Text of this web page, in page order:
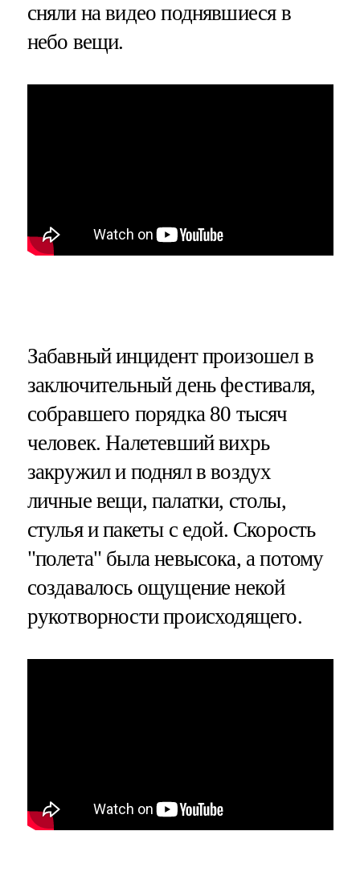
сняли на видео поднявшиеся в
небо вещи.
Забавный инцидент произошел в
заключительный день фестиваля,
собравшего порядка 80 тысяч
человек. Налетевший вихрь
закружил и поднял в воздух
личные вещи, палатки, столы,
стулья и пакеты с едой. Скорость
"полета" была невысока, а потому
создавалось ощущение некой
рукотворности происходящего.